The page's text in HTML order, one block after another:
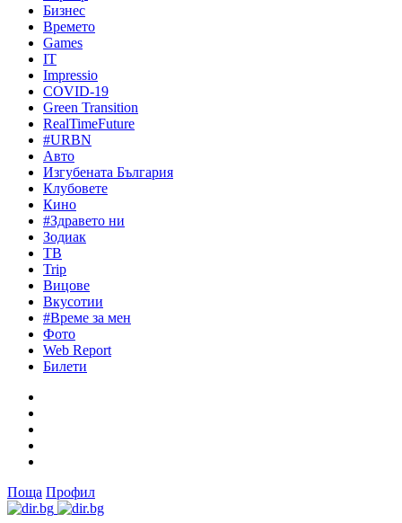
Бизнес
Времето
Games
IT
Impressio
COVID-19
Green Transition
RealTimeFuture
#URBN
Авто
Изгубената България
Клубовете
Кино
#Здравето ни
Зодиак
ТВ
Trip
Вицове
Вкусотии
#Време за мен
Фото
Web Report
Билети
Поща Профил